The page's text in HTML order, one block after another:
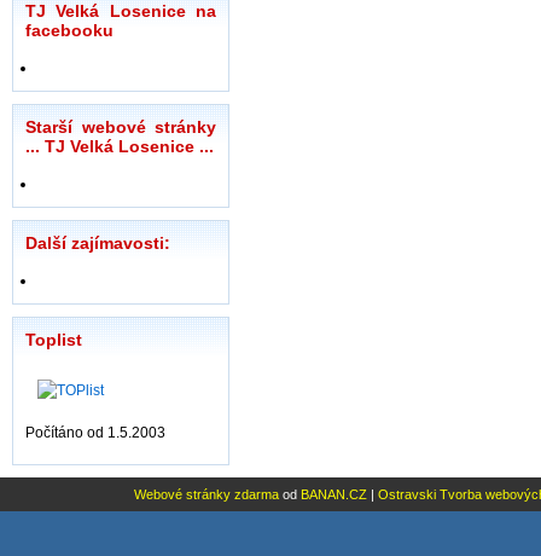
TJ Velká Losenice na
facebooku
Starší webové stránky
... TJ Velká Losenice ...
Další zajímavosti:
Toplist
Počítáno od 1.5.2003
Webové stránky zdarma od BANAN.CZ | Ostravski Tvorba